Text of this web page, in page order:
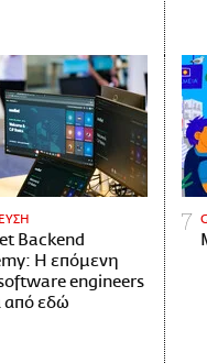
Backend
Η επόμενη
engineers
από εδώ